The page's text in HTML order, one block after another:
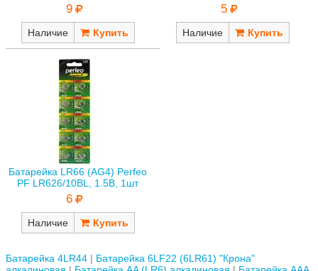
9
Наличие
5
Наличие
Батарейка LR66 (AG4) Perfeo
PF LR626/10BL, 1.5В, 1шт
6
Наличие
Батарейка 4LR44
Батарейка 6LF22 (6LR61) "Крона"